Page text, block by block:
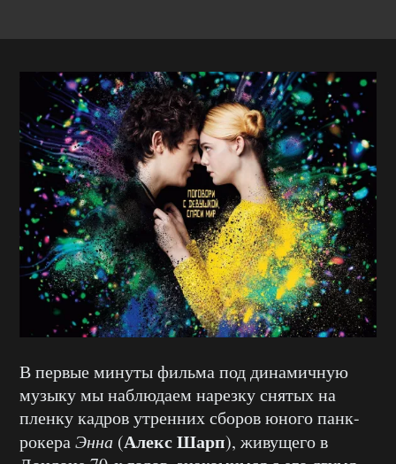
В первые минуты фильма под динамичную
музыку мы наблюдаем нарезку снятых на
пленку кадров утренних сборов юного панк-
рокераЭнна (Алекс Шарп), живущего в